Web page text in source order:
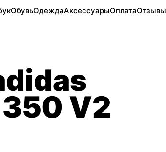
ОбувьОдеждаАксессуарыОплатаОтзывы
V2